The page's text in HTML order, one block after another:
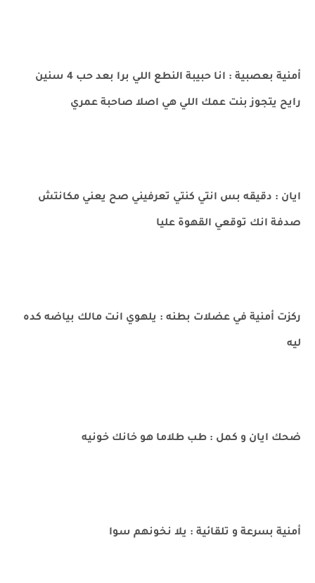
أمنية بعصبية : انا حبيبة النطع اللي برا بعد حب 4 سنين
رايح يتجوز بنت عمك اللي هي اصلا صاحبة عمري
ايان : دقيقه بس انتي كنتي تعرفيني صح يعني مكانتش
صدفة انك توقعي القهوة عليا
ركزت أمنية في عضلات بطنه : يلهوي انت مالك بياضه كده
ليه
ضحك ايان و كمل : طب طلاما هو خانك خونيه
أمنية بسرعة و تلقائية : يلا نخونهم سوا